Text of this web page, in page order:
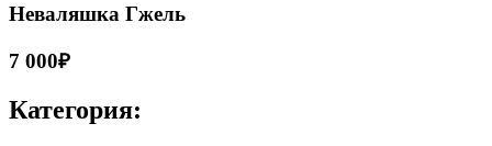
Неваляшка Гжель
7 000₽
Категория: